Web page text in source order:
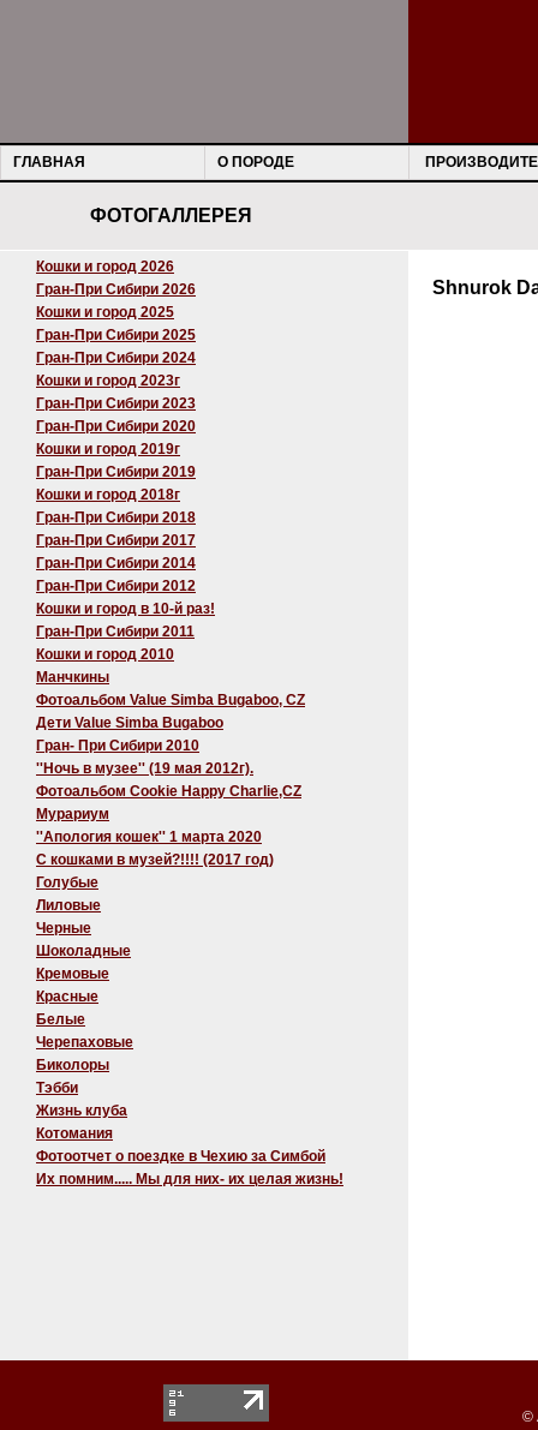
ГЛАВНАЯ О ПОРОДЕ
ФОТОГАЛЛЕРЕЯ
Кошки и город 2026
Гран-При Сибири 2026
Кошки и город 2025
Гран-При Сибири 2025
Гран-При Сибири 2024
Кошки и город 2023г
Гран-При Сибири 2023
Гран-При Сибири 2020
Кошки и город 2019г
Гран-При Сибири 2019
Кошки и город 2018г
Гран-При Сибири 2018
Гран-При Сибири 2017
Гран-При Сибири 2014
Гран-При Сибири 2012
Кошки и город в 10-й раз!
Гран-При Сибири 2011
Кошки и город 2010
Манчкины
Фотоальбом Value Simba Bugaboo, CZ
Дети Value Simba Bugaboo
Гран- При Сибири 2010
''Ночь в музее'' (19 мая 2012г).
Фотоальбом Cookie Happy Charlie,CZ
Мурариум
''Апология кошек'' 1 марта 2020
C кошками в музей?!!!! (2017 год)
Голубые
Лиловые
Черные
Шоколадные
Кремовые
Красные
Белые
Черепаховые
Биколоры
Тэбби
Жизнь клуба
Котомания
Фотоотчет о поездке в Чехию за Симбой
Их помним..... Мы для них- их целая жизнь!
Shnurok
©